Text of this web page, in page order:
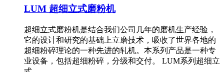
LUM 超细立式磨粉机
超细立式磨粉机是结合我们公司几年的磨机生产经验，
它的设计和研究的基础上立磨技术，吸收了世界各地的
超细粉碎理论的一种先进的轧机。本系列产品是一种专
业设备，包括超细粉碎，分级和交付。 LUM系列超细立